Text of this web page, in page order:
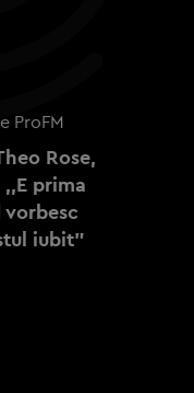
Rose,
prima
iubit”